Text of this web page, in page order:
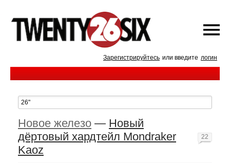
Зарегистрируйтесь или введите логин
Новое железо — Новый
дёртовый хардтейл Mondraker
Kaoz
22